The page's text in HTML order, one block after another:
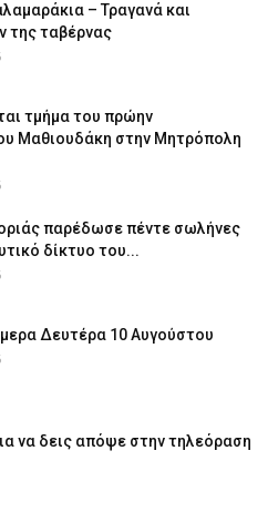
– Τραγανά και
της ταβέρνας
τμήμα του πρώην
Μαθιουδάκη στην Μητρόπολη
παρέδωσε πέντε σωλήνες
δίκτυο του...
Δευτέρα 10 Αυγούστου
να δεις απόψε στην τηλεόραση